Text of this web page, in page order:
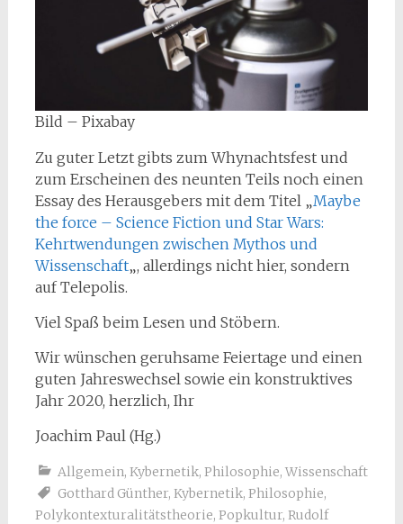
Bild – Pixabay
Zu guter Letzt gibts zum Whynachtsfest und
zum Erscheinen des neunten Teils noch einen
Essay des Herausgebers mit dem Titel „Maybe
the force – Science Fiction und Star Wars:
Kehrtwendungen zwischen Mythos und
Wissenschaft„, allerdings nicht hier, sondern
auf Telepolis.
Viel Spaß beim Lesen und Stöbern.
Wir wünschen geruhsame Feiertage und einen
guten Jahreswechsel sowie ein konstruktives
Jahr 2020, herzlich, Ihr
Joachim Paul (Hg.)
Allgemein, Kybernetik, Philosophie, Wissenschaft
Gotthard Günther, Kybernetik, Philosophie,
Polykontexturalitätstheorie, Popkultur, Rudolf